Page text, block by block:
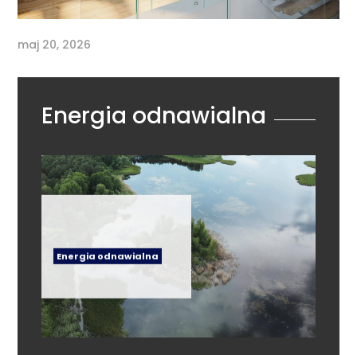
maj 20, 2026
Energia odnawialna
Energia odnawialna